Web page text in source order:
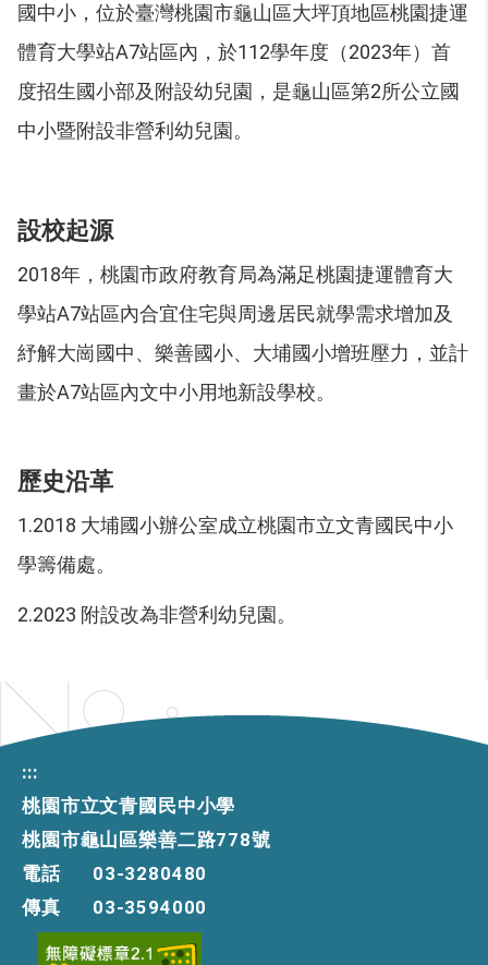
國中小，位於臺灣桃園市龜山區大坪頂地區桃園捷運
體育大學站A7站區內，於112學年度（2023年）首
度招生國小部及附設幼兒園，是龜山區第2所公立國
中小暨附設非營利幼兒園。
設校起源
2018年，桃園市政府教育局為滿足桃園捷運體育大
學站A7站區內合宜住宅與周邊居民就學需求增加及
紓解大崗國中、樂善國小、大埔國小增班壓力，並計
畫於A7站區內文中小用地新設學校。
歷史沿革
1.2018 大埔國小辦公室成立桃園市立文青國民中小
學籌備處。
2.2023 附設改為非營利幼兒園。
:::
桃園市立文青國民中小學
桃園市龜山區樂善二路778號
電話
03-3280480
傳真
03-3594000